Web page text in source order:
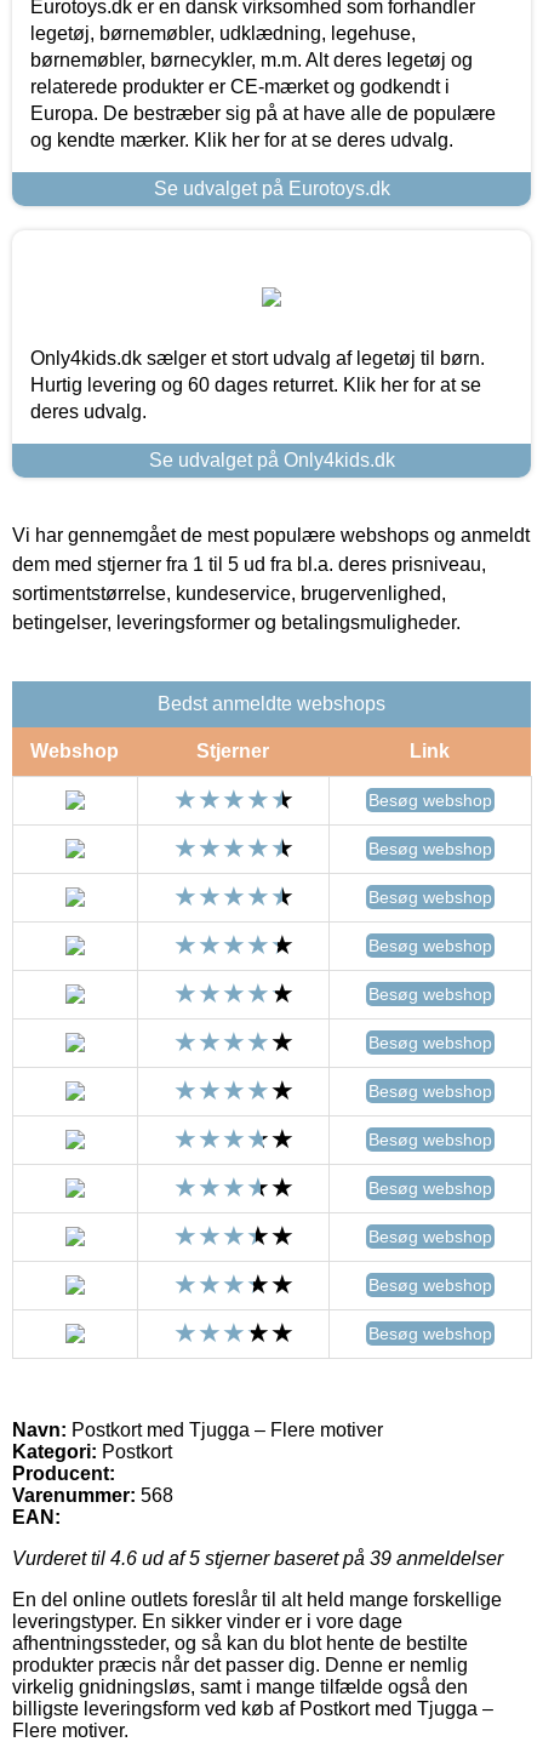
Eurotoys.dk er en dansk virksomhed som forhandler
legetøj, børnemøbler, udklædning, legehuse,
børnemøbler, børnecykler, m.m. Alt deres legetøj og
relaterede produkter er CE-mærket og godkendt i
Europa. De bestræber sig på at have alle de populære
og kendte mærker. Klik her for at se deres udvalg.
Se udvalget på Eurotoys.dk
Only4kids.dk sælger et stort udvalg af legetøj til børn.
Hurtig levering og 60 dages returret. Klik her for at se
deres udvalg.
Se udvalget på Only4kids.dk
Vi har gennemgået de mest populære webshops og anmeldt
dem med stjerner fra 1 til 5 ud fra bl.a. deres prisniveau,
sortimentstørrelse, kundeservice, brugervenlighed,
betingelser, leveringsformer og betalingsmuligheder.
Bedst anmeldte webshops
Webshop Stjerner Link
Besøg webshop
Besøg webshop
Besøg webshop
Besøg webshop
Besøg webshop
Besøg webshop
Besøg webshop
Besøg webshop
Besøg webshop
Besøg webshop
Besøg webshop
Besøg webshop
Navn: Postkort med Tjugga – Flere motiver
Kategori: Postkort
Producent:
Varenummer: 568
EAN:
Vurderet til 4.6 ud af 5 stjerner baseret på 39 anmeldelser
En del online outlets foreslår til alt held mange forskellige
leveringstyper. En sikker vinder er i vore dage
afhentningssteder, og så kan du blot hente de bestilte
produkter præcis når det passer dig. Denne er nemlig
virkelig gnidningsløs, samt i mange tilfælde også den
billigste leveringsform ved køb af Postkort med Tjugga –
Flere motiver.